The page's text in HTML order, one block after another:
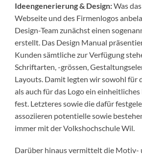
Ideengenerierung & Design:Was
Webseite und des Firmenlogos
Design-Team zunächst einen
erstellt. Das Design Manual
Kunden sämtliche zur Verfügung
Schriftarten, -grössen,
Layouts. Damit legten wir sowohl für
als auch für das Logo ein
fest. Letzteres sowie die dafür
assoziieren potentielle sowie
immer mit der Volkshochschule Wil.
Darüber hinaus vermittelt die Motiv-